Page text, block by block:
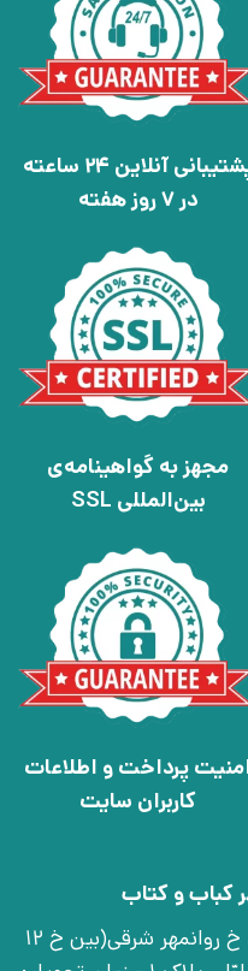
پشتیبانی آنلاین 24 ساعته
در 7 روز هفته
مجهز به گواهینامه‌ی
بین‌المللی SSL
پرداخت و اطلاعات
کاربران سایت
کباب و کتاب
تهران، خ انقلاب، خ 12 فروردین، خ روانمهر شرقی(بین خ 12